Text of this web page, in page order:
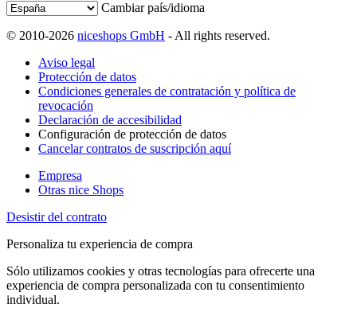
Cambiar país/idioma
© 2010-2026 niceshops GmbH - All rights reserved.
Aviso legal
Protección de datos
Condiciones generales de contratación y política de
revocación
Declaración de accesibilidad
Configuración de protección de datos
Cancelar contratos de suscripción aquí
Empresa
Otras nice Shops
Desistir del contrato
Personaliza tu experiencia de compra
Sólo utilizamos cookies y otras tecnologías para ofrecerte una
experiencia de compra personalizada con tu consentimiento
individual.